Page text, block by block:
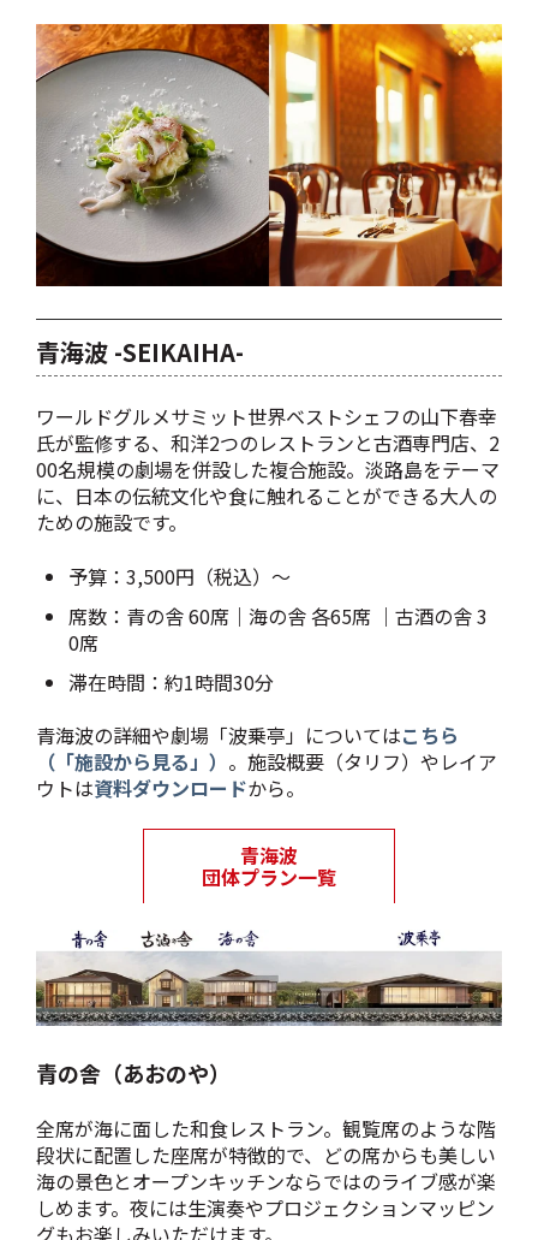
青海波 -SEIKAIHA-
ワールドグルメサミット世界ベストシェフの山下春幸
氏が監修する、和洋2つのレストランと古酒専門店、2
00名規模の劇場を併設した複合施設。淡路島をテーマ
に、日本の伝統文化や食に触れることができる大人の
ための施設です。
予算：3,500円（税込）～
席数：青の舎 60席｜海の舎 各65席 ｜古酒の舎 3
0席
滞在時間：約1時間30分
青海波の詳細や劇場「波乗亭」についてはこちら
（「施設から見る」） 。施設概要（タリフ）やレイア
ウトは資料ダウンロードから。
青の舎（あおのや）
全席が海に面した和食レストラン。観覧席のような階
段状に配置した座席が特徴的で、どの席からも美しい
海の景色とオープンキッチンならではのライブ感が楽
しめます。夜には生演奏やプロジェクションマッピン
グもお楽しみいただけます。